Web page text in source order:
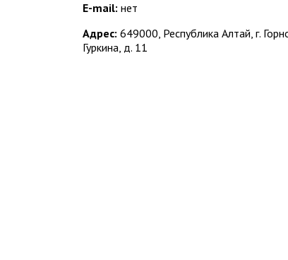
Управление комплексной безопасности
Антитеррористическая безопасность
Методические и иные документы
Региональный центр финансовой грамотности
E-mail: нет
Адрес: 649000, Республика Алтай, г.
Гуркина, д. 11